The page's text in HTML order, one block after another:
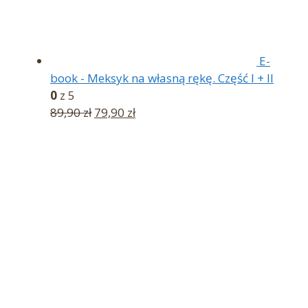
E-
book - Meksyk na własną rękę. Część I + II
0 z 5
89,90zł Pierwotna
79,90 złAktualna